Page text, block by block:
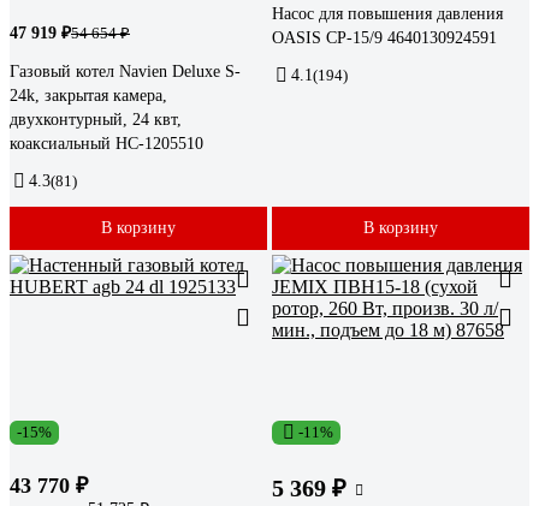
47 919 ₽54 654 ₽
Газовый котел Navien Deluxe S-
24k, закрытая камера,
двухконтурный, 24 квт,
коаксиальный НС-1205510
4.3(81)
В корзину
Насос для повышения давления
OASIS CP-15/9 4640130924591
4.1 (194)
В корзину
-15%
43 770 ₽
-11%
5 369 ₽